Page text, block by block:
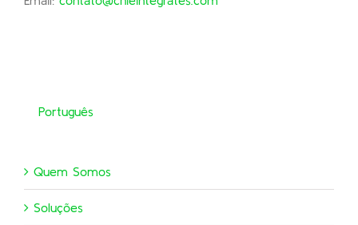
Português
Quem Somos
Soluções